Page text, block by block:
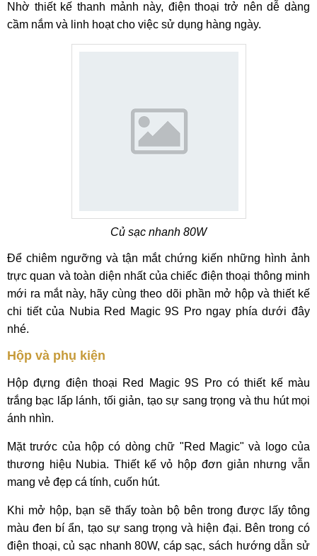
Nhờ thiết kế thanh mảnh này, điện thoại trở nên dễ dàng
cầm nắm và linh hoạt cho việc sử dụng hàng ngày.
Củ sạc nhanh 80W
Để chiêm ngưỡng và tận mắt chứng kiến những hình ảnh
trực quan và toàn diện nhất của chiếc điện thoại thông minh
mới ra mắt này, hãy cùng theo dõi phần mở hộp và thiết kế
chi tiết của Nubia Red Magic 9S Pro ngay phía dưới đây
nhé.
Hộp và phụ kiện
Hộp đựng điện thoại Red Magic 9S Pro có thiết kế màu
trắng bạc lấp lánh, tối giản, tạo sự sang trọng và thu hút mọi
ánh nhìn.
Mặt trước của hộp có dòng chữ "Red Magic" và logo của
thương hiệu Nubia. Thiết kế vỏ hộp đơn giản nhưng vẫn
mang vẻ đẹp cá tính, cuốn hút.
Khi mở hộp, bạn sẽ thấy toàn bộ bên trong được lấy tông
màu đen bí ẩn, tạo sự sang trọng và hiện đại. Bên trong có
điện thoại, củ sạc nhanh 80W, cáp sạc, sách hướng dẫn sử